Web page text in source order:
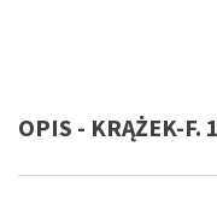
OPIS - KRĄŻEK-F.